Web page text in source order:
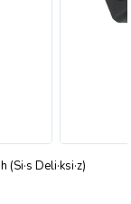
Deli·ksi·z)